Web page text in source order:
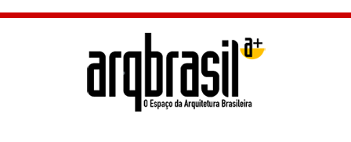
Skip to main content